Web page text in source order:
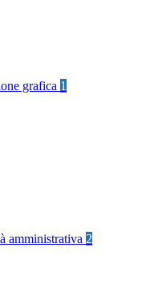
grafica 1
amministrativa 2